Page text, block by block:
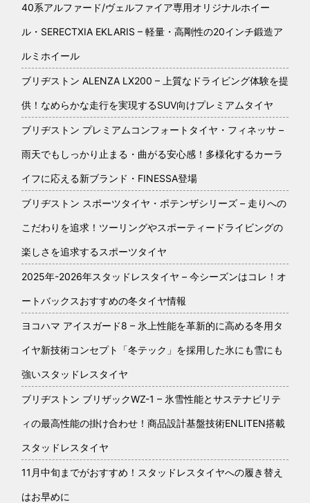
40系アルファード/ヴェルファイア専用オリジナルホイー
ル・SERECTXIA EKLARIS – 軽量・高剛性の20インチ鍛造ア
ルミホイール
ブリヂストン ALENZA LX200 – 上質なドライビング体験を提
供！なめらかな走行を実現するSUV向けプレミアムタイヤ
ブリヂストン プレミアムコンフォートタイヤ・フィネッサ –
雨天でもしっかり止まる・曲がる安心感！多様化するカーラ
イフに応える新ブランド・FINESSA登場
ブリヂストン スポーツタイヤ・ポテンザシリーズ – 走りへの
こだわりを追求！ツーリングやスポーティードライビングの
楽しさを追求するスポーツタイヤ
2025年-2026年スタッドレスタイヤ – 今シーズンはコレ！オ
ートバックスおすすめの冬タイヤ情報
ヨコハマ アイスガード8 – 氷上性能を革新的に高める冬用タ
イヤ新技術コンセプト「冬テック」を採用した氷にも雪にも
強いスタッドレスタイヤ
ブリヂストン ブリザックWZ-1 – 氷雪性能とサステナビリテ
ィの最高性能の掛け合わせ！商品設計基盤技術ENLITEN搭載
スタッドレスタイヤ
11月中旬までがおすすめ！スタッドレスタイヤへの履き替え
はお早めに